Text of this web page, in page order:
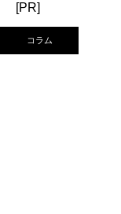
[PR]
コラム